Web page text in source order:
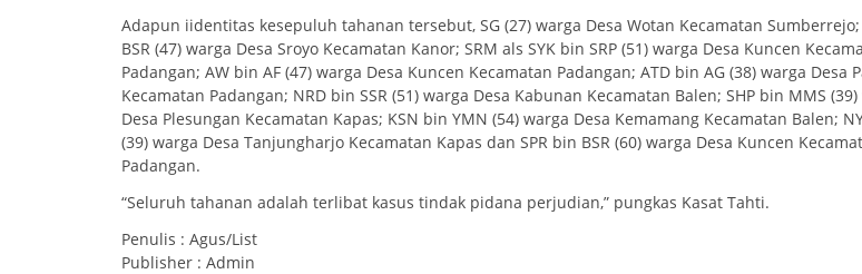
Adapun iidentitas kesepuluh tahanan tersebut, SG (27) warga Desa Wotan Kecamatan
BSR (47) warga Desa Sroyo Kecamatan Kanor; SRM als SYK bin SRP (51) warga Desa Kuncen
Padangan; AW bin AF (47) warga Desa Kuncen Kecamatan Padangan; ATD bin AG (38) warga Desa
Kecamatan Padangan; NRD bin SSR (51) warga Desa Kabunan Kecamatan Balen; SHP bin MMS
Desa Plesungan Kecamatan Kapas; KSN bin YMN (54) warga Desa Kemamang Kecamatan Balen;
(39) warga Desa Tanjungharjo Kecamatan Kapas dan SPR bin BSR (60) warga Desa Kuncen
Padangan.
“Seluruh tahanan adalah terlibat kasus tindak pidana perjudian,” pungkas Kasat Tahti.
Penulis : Agus/List
Publisher : Admin